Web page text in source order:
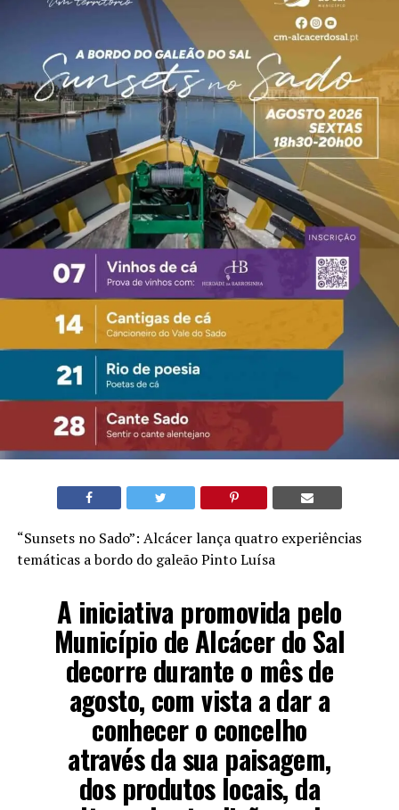
“Sunsets no Sado”: Alcácer lança quatro experiências
temáticas a bordo do galeão Pinto Luísa
A iniciativa promovida pelo
Município de Alcácer do Sal
decorre durante o mês de
agosto, com vista a dar a
conhecer o concelho
através da sua paisagem,
dos produtos locais, da